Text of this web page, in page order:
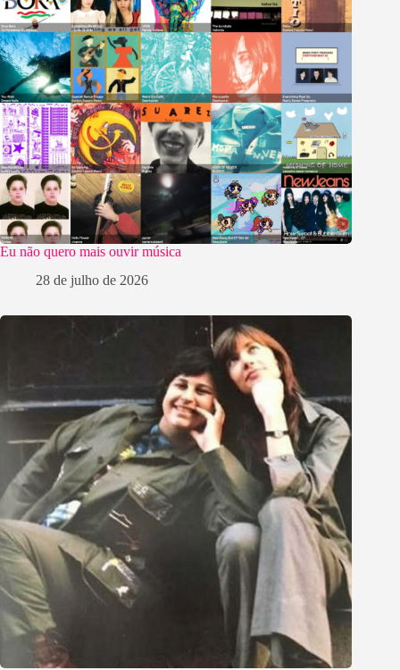
Eu não quero mais ouvir música
28 de julho de 2026